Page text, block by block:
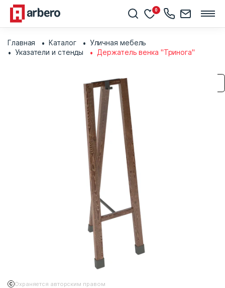
0
Главная Каталог
Уличная мебель
Указатели и стенды
Держатель венка "Тринога"
Охраняется авторским правом